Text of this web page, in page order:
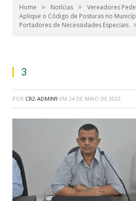
Home » Notícias »
Vereadores
Aplique o Código de Posturas no
Portadores de Necessidades Especiais
3
POR CR2-ADMIN9 EM 24 DE MAIO DE 2023